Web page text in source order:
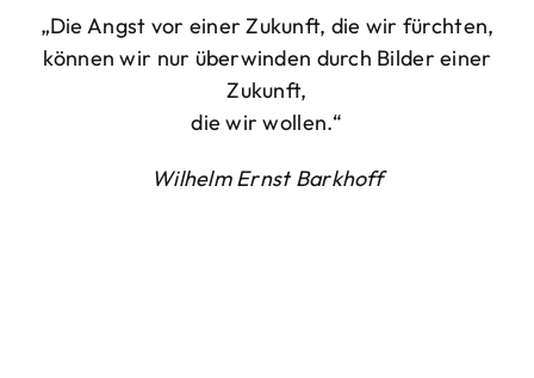
„Die Angst vor einer Zukunft, die wir fürchten,
können wir nur überwinden durch Bilder einer
Zukunft,
die wir wollen.“
Wilhelm Ernst Barkhoff